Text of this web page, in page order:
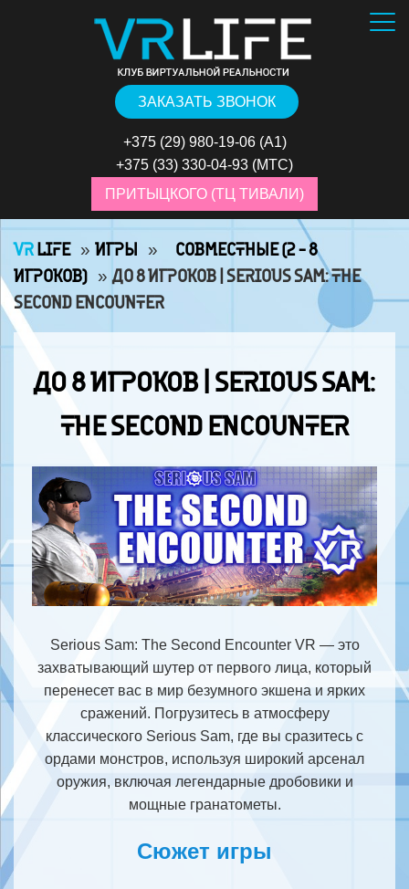
ЗАКАЗАТЬ ЗВОНОК
+375 (29) 980-19-06(А1)
+375 (33) 330-04-93 (МТС)
ПРИТЫЦКОГО (ТЦ ТИВАЛИ)
VR LIFE » ИГРЫ »
⠀СОВМЕСТНЫЕ (2 - 8
ИГРОКОВ) »ДО 8 ИГРОКОВ | SERIOUS SAM: THE
SECOND ENCOUNTER
ДО 8 ИГРОКОВ | SERIOUS SAM:
THE SECOND ENCOUNTER
Serious Sam: The Second Encounter VR — это
захватывающий шутер от первого лица, который
перенесет вас в мир безумного экшена и ярких
сражений. Погрузитесь в атмосферу
классического Serious Sam, где вы сразитесь с
ордами монстров, используя широкий арсенал
оружия, включая легендарные дробовики и
мощные гранатометы.
Сюжет игры